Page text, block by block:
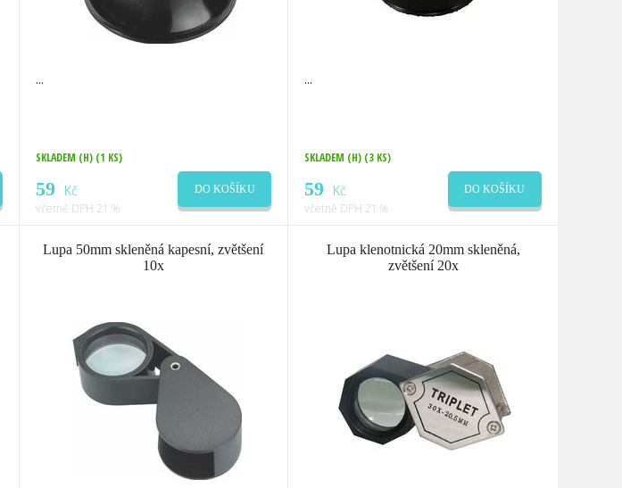
SKLADEM (H) (1 KS)
59 Kč
včetně DPH 21 %
DO KOŠÍKU
SKLADEM (H) (3 KS)
59 Kč
včetně DPH 21 %
DO KOŠÍKU
Lupa 50mm skleněná kapesní, zvětšení
10x
Lupa klenotnická 20mm skleněná,
zvětšení 20x